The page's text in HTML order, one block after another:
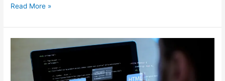
Read More »
Básico:
Explorando